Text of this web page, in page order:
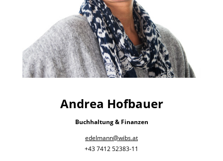
Andrea Hofbauer
Buchhaltung & Finanzen
edelmann@wibs.at
+43 7412 52383-11